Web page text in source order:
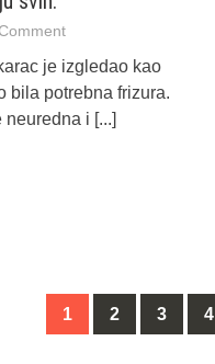
je izgledao kao
bila potrebna frizura.
neuredna i [...]
1 2 3 4